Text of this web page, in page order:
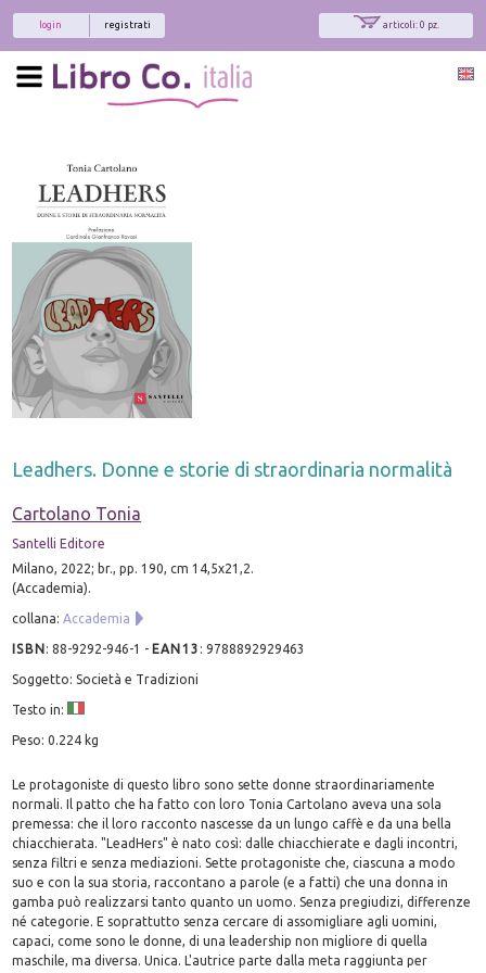
articoli: 0 pz.
registrati
login
Leadhers. Donne e storie di straordinaria normalità
Cartolano Tonia
Santelli Editore
Milano, 2022; br., pp. 190, cm 14,5x21,2.
(Accademia).
collana:Accademia
ISBN:88-9292-946-1 - EAN13 :9788892929463
Soggetto: Società e Tradizioni
Testo in:
Peso: 0.224 kg
Le protagoniste di questo libro sono sette donne straordinariamente
normali. Il patto che ha fatto con loro Tonia Cartolano aveva una sola
premessa: che il loro racconto nascesse da un lungo caffè e da una bella
chiacchierata. "LeadHers" è nato così: dalle chiacchierate e dagli incontri,
senza filtri e senza mediazioni. Sette protagoniste che, ciascuna a modo
suo e con la sua storia, raccontano a parole (e a fatti) che una donna in
gamba può realizzarsi tanto quanto un uomo. Senza pregiudizi, differenze
né categorie. E soprattutto senza cercare di assomigliare agli uomini,
capaci, come sono le donne, di una leadership non migliore di quella
maschile, ma diversa. Unica. L'autrice parte dalla meta raggiunta per